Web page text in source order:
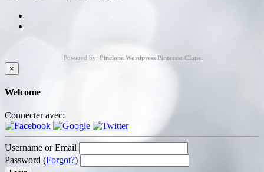
Powered by: Pinclone Wordpress Pinterest Clone
×
Welcome
Connecter avec:
Username or Email
Password (Forgot?)